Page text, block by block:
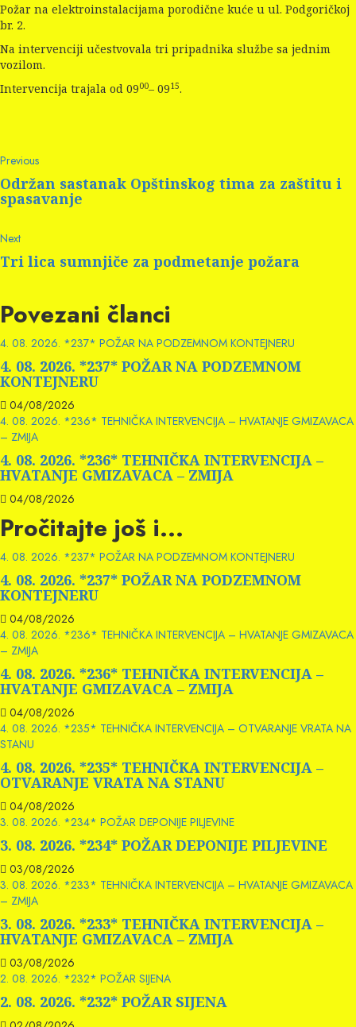
Požar na elektroinstalacijama porodične kuće u ul. Podgoričkoj
br. 2.
Na intervenciji učestvovala tri pripadnika službe sa jednim
vozilom.
Intervencija trajala od 0900– 0915.
Continue
Reading
PreviousPrevious
Održan sastanak Opštinskog tima za zaštitu i
spasavanje
NextNext
post:
Tri lica sumnjiče za podmetanje požara
Povezani članci
4. 08. 2026. *237* POŽAR NA PODZEMNOM KONTEJNERU
4. 08. 2026. *237* POŽAR NA PODZEMNOM
KONTEJNERU
04/08/2026
4. 08. 2026. *236* TEHNIČKA INTERVENCIJA – HVATANJE GMIZAVACA
– ZMIJA
4. 08. 2026. *236* TEHNIČKA INTERVENCIJA –
HVATANJE GMIZAVACA – ZMIJA
04/08/2026
Pročitajte još i...
4. 08. 2026. *237* POŽAR NA PODZEMNOM KONTEJNERU
4. 08. 2026. *237* POŽAR NA PODZEMNOM
KONTEJNERU
04/08/2026
4. 08. 2026. *236* TEHNIČKA INTERVENCIJA – HVATANJE GMIZAVACA
– ZMIJA
4. 08. 2026. *236* TEHNIČKA INTERVENCIJA –
HVATANJE GMIZAVACA – ZMIJA
04/08/2026
4. 08. 2026. *235* TEHNIČKA INTERVENCIJA – OTVARANJE VRATA NA
STANU
4. 08. 2026. *235* TEHNIČKA INTERVENCIJA –
OTVARANJE VRATA NA STANU
04/08/2026
3. 08. 2026. *234* POŽAR DEPONIJE PILJEVINE
3. 08. 2026. *234* POŽAR DEPONIJE PILJEVINE
03/08/2026
3. 08. 2026. *233* TEHNIČKA INTERVENCIJA – HVATANJE GMIZAVACA
– ZMIJA
3. 08. 2026. *233* TEHNIČKA INTERVENCIJA –
HVATANJE GMIZAVACA – ZMIJA
03/08/2026
2. 08. 2026. *232* POŽAR SIJENA
2. 08. 2026. *232* POŽAR SIJENA